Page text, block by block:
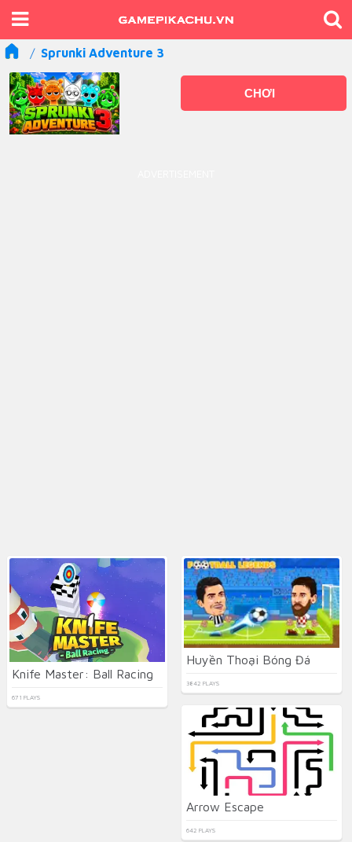
Sprunki Adventure 3
CHƠI
Knife Master: Ball Racing
671 PLAYS
Huyền Thoại Bóng Đá
3842 PLAYS
Arrow Escape
642 PLAYS